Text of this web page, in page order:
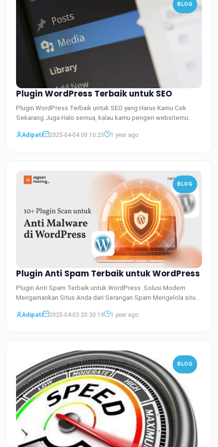
BLOG
Plugin WordPress Terbaik untuk SEO
Plugin WordPress Terbaik untuk SEO yang Harus Kamu Cek
Sekarang Juga Halo semua, kalau kamu pengen websitemu
Adipati
2025-04-04 00:10:25 1 year ago
BLOG
Plugin Anti Spam Terbaik untuk WordPress
Plugin Anti Spam Terbaik untuk WordPress: Solusi Modern
Mengamankan Situs Anda dari Serangan Spam Mengelola situs
Adipati
2025-04-03 20:30:19 1 year ago
BLOG